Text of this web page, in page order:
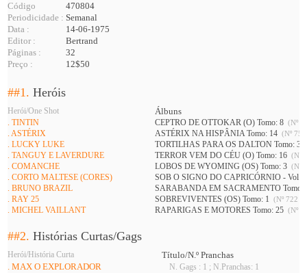
Código
470804
Periodicidade : Semanal
Data :
14-06-1975
Editor :
Bertrand
Páginas :
32
Preço :
12$50
##1.Heróis
Herói/One Shot Álbuns
. TINTIN CEPTRO DE OTTOKAR (O) Tomo: 8 (Nº
. ASTÉRIX ASTÉRIX NA HISPÂNIA Tomo: 14 (Nº
. LUCKY LUKE
TORTILHAS PARA OS DALTON Tomo: 31
. TANGUY E LAVERDURE
TERROR VEM DO CÉU (O) Tomo: 16 (Nº
. COMANCHE LOBOS DE WYOMING (OS) Tomo: 3 (Nº
. CORTO MALTESE (CORES)
SOB O SIGNO DO CAPRICÓRNIO - Vol 1
. BRUNO BRAZIL
SARABANDA EM SACRAMENTO Tomo:
. RAY 25
SOBREVIVENTES (OS) Tomo: 1 (Nº 722 A
. MICHEL VAILLANT RAPARIGAS E MOTORES Tomo: 25 (Nº
##2.Histórias Curtas/Gags
Herói/História Curta
Título/N.º Pranchas
. MAX O EXPLORADOR
N. Gags : 1 ; N.Pranchas: 1